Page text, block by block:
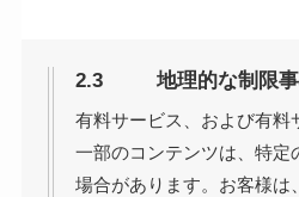
2.3 地理的な制限事
有料サービス、および有料
一部のコンテンツは、特定
場合があります。お客様は